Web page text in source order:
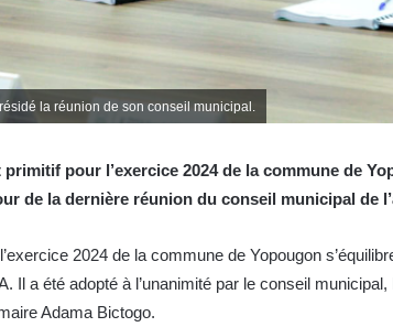
la réunion de son conseil municipal.
pour l’exercice 2024 de la commune de
de la dernière réunion du conseil municipal de
2024 de la commune de Yopougon
Il a été adopté à l’unanimité par le conseil
Adama Bictogo.